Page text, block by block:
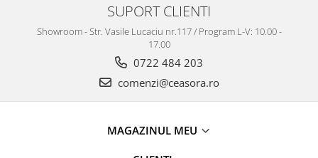
SUPORT CLIENTI
Showroom - Str. Vasile Lucaciu nr.117 / Program L-V: 10.00 -
17.00
0722 484 203
comenzi@ceasora.ro
MAGAZINUL MEU